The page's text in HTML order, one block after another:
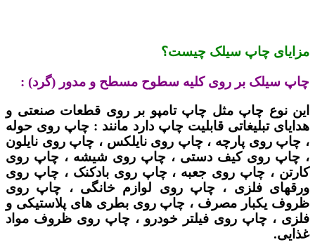
مزایای چاپ سیلک چیست؟
چاپ سیلک بر روی کلیه سطوح مسطح و مدور (گرد) :
این نوع چاپ مثل چاپ تامپو بر روی قطعات صنعتی و
هدایای تبلیغاتی قابلیت چاپ دارد مانند : چاپ روی حوله
، چاپ روی پارچه ، چاپ روی نایلکس ، چاپ روی نایلون
، چاپ روی کیف دستی ، چاپ روی شیشه ، چاپ روی
کارتن ، چاپ روی جعبه ، چاپ روی بادکنک ، چاپ روی
ورقهای فلزی ، چاپ روی لوازم خانگی ، چاپ روی
ظروف یکبار مصرف ، چاپ روی بطری های پلاستیکی و
فلزی ، چاپ روی فیلتر خودرو ، چاپ روی ظروف مواد
غذایی.